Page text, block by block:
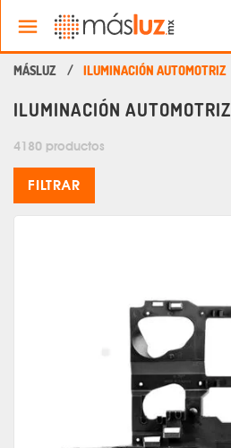
ILUMINACIÓN AUTOMOTRIZ
ILUMINACIÓN AUTOMOTRIZ
4180 productos
FILTRAR